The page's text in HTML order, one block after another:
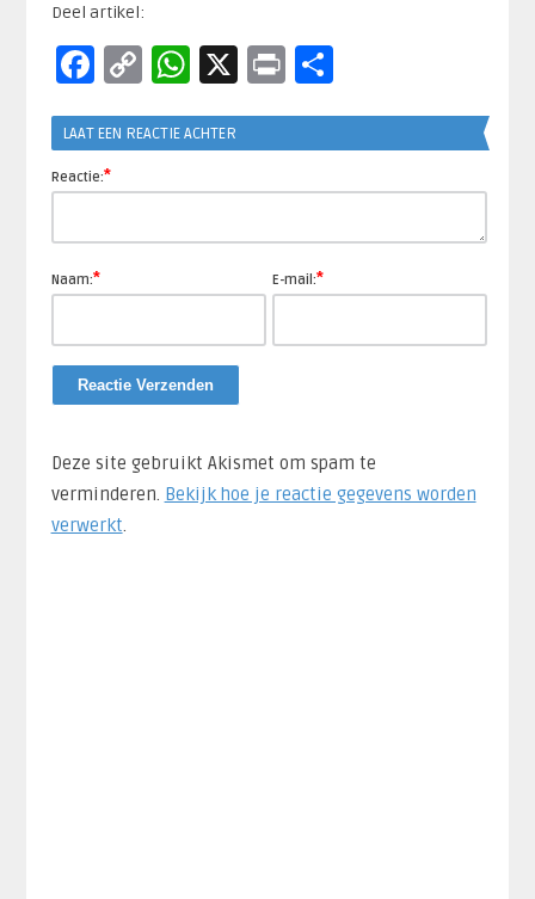
Deel artikel:
Facebook
CopyWhatsApp
X PrintDelen
LAAT EEN REACTIE ACHTER
Reactie:*
Naam:* E-mail:*
Deze site gebruikt Akismet om spam te
verminderen. Bekijk hoe je reactie gegevens worden
verwerkt.